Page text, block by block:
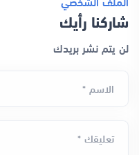
شاركنا رأيك
لن يتم نشر بريدك
الاسم *
تعليقك *